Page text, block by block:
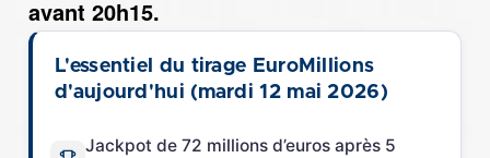
avant20h15.
L'essentiel du tirage EuroMillions
d'aujourd'hui (mardi 12 mai 2026)
Jackpot de 72 millions d’euros après 5